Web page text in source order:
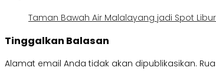
Taman Bawah Air Malalayang jadi Spot
Tinggalkan Balasan
Alamat email Anda tidak akan dipublikasikan.